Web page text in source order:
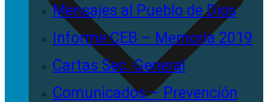
Mensajes al Pueblo de Dios
Informe CEB – Memoria 2019
Cartas Sec. General
Comunicados – Prevención